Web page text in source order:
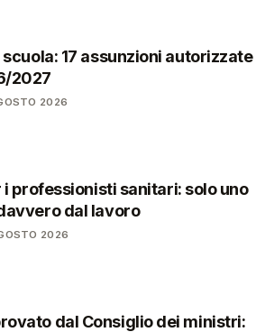
17 assunzioni autorizzate
2027
2026
i professionisti sanitari: solo uno
dal lavoro
2026
dal Consiglio dei ministri: